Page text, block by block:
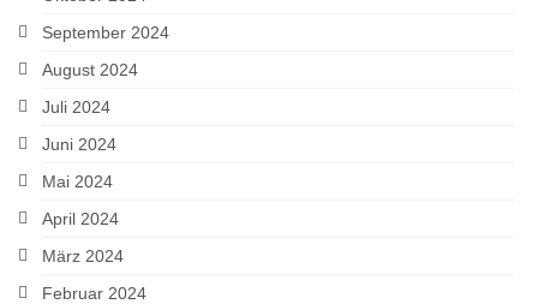
September 2024
August 2024
Juli 2024
Juni 2024
Mai 2024
April 2024
März 2024
Februar 2024